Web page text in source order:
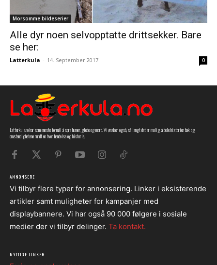
Morsomme bildeserier
Alle dyr noen selvopptatte drittsekker. Bare
se her:
Latterkula - 14. September 2017 0
Latterkula.no har som eneste formål å spre humor, glede og moro. Vi ønsker også, så langt det er mulig, å dele historien bak og
omstendighetene rundt en hver hendelse og historie.
ANNONSERE
Vi tilbyr flere typer for annonsering. Linker i eksisterende
artikler samt muligheter for kampanjer med
displaybannere. Vi har også 90 000 følgere i sosiale
medier der vi tilbyr delinger. Ta kontakt.
NYTTIGE LINKER